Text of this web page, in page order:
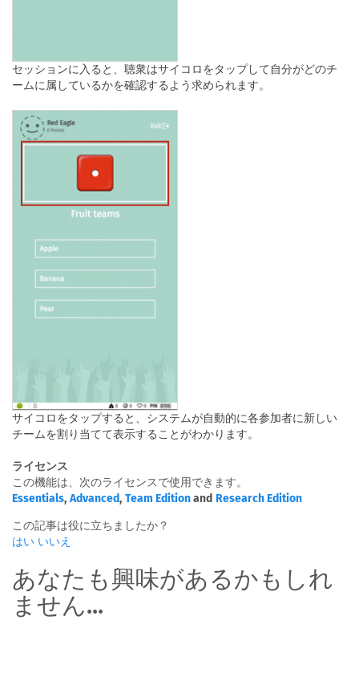
セッションに入ると、聴衆はサイコロをタップして自分がどのチ
ームに属しているかを確認するよう求められます。
サイコロをタップすると、システムが自動的に各参加者に新しい
チームを割り当てて表示することがわかります。
ライセンス
この機能は、次のライセンスで使用できます。
Essentials, Advanced, Team Editionand Research Edition
この記事は役に立ちましたか？
はい いいえ
あなたも興味があるかもしれ
ません...